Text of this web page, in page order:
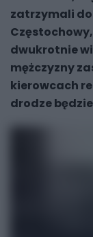
zatrzymali
dwukrotnie
mężczyzny
kierowcach
drodze